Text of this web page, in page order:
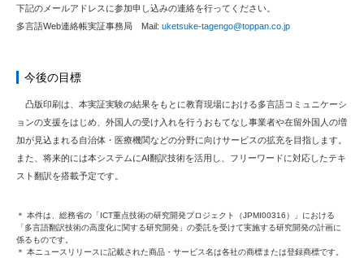
下記のメールアドレスに参加申し込みの連絡を行ってください。
多言語Web連絡帳実証事務局 Mail: uketsuke-tagengo@toppan.co.jp
今後の目標
凸版印刷は、本実証実験の結果をもとに教育現場における多言語コミュニケーシ
ョンの支援をはじめ、外国人の受け入れを行うおもてなし事業者や在留外国人の増
加が見込まれる自治体・医療機関などの分野に向けサービスの拡充を目指します。
また、将来的には本システムにAI翻訳技術を活用し、フリーワードに対応したテキ
スト翻訳を搭載予定です。
＊ 本件は、総務省の「ICT重点技術の研究開発プロジェクト（JPMI00316）」における
「多言語翻訳技術の高度化に関する研究開発」の委託を受けて実施する研究開発の計画に
係るものです。
＊ 本ニュースリリースに記載された商品・サービス名は各社の商標または登録商標です。